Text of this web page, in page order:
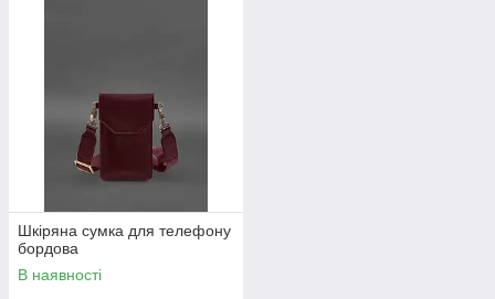
Шкіряна сумка для телефону
бордова
В наявності